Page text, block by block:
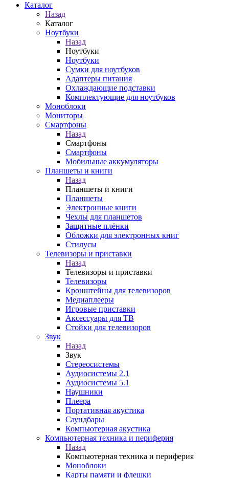
Каталог
Назад
Каталог
Ноутбуки
Назад
Ноутбуки
Ноутбуки
Сумки для ноутбуков
Адаптеры питания
Охлаждающие подставки
Комплектующие для ноутбуков
Моноблоки
Мониторы
Смартфоны
Назад
Смартфоны
Смартфоны
Мобильные аккумуляторы
Планшеты и книги
Назад
Планшеты и книги
Планшеты
Электронные книги
Чехлы для планшетов
Защитные плёнки
Обложки для электронных книг
Стилусы
Телевизоры и приставки
Назад
Телевизоры и приставки
Телевизоры
Кронштейны для телевизоров
Медиаплееры
Игровые приставки
Аксессуары для ТВ
Стойки для телевизоров
Звук
Назад
Звук
Стереосистемы
Аудиосистемы 2.1
Аудиосистемы 5.1
Наушники
Плеера
Портативная акустика
Саундбары
Компьютерная акустика
Компьютерная техника и периферия
Назад
Компьютерная техника и периферия
Моноблоки
Карты памяти и флешки